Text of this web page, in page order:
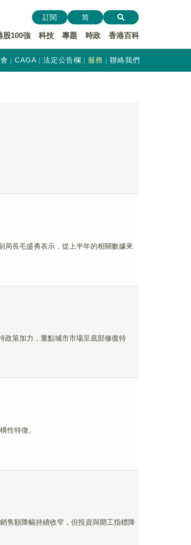
股100強 科技 專題 時政 香港百科
訂閱 简
CAGA 法定公告欄 服務 聯絡我們
局長毛盛勇表示，從上半年的相關數據來
政策加力，重點城市市場呈底部修復特
性特徵。
售額降幅持續收窄，但投資與開工指標降